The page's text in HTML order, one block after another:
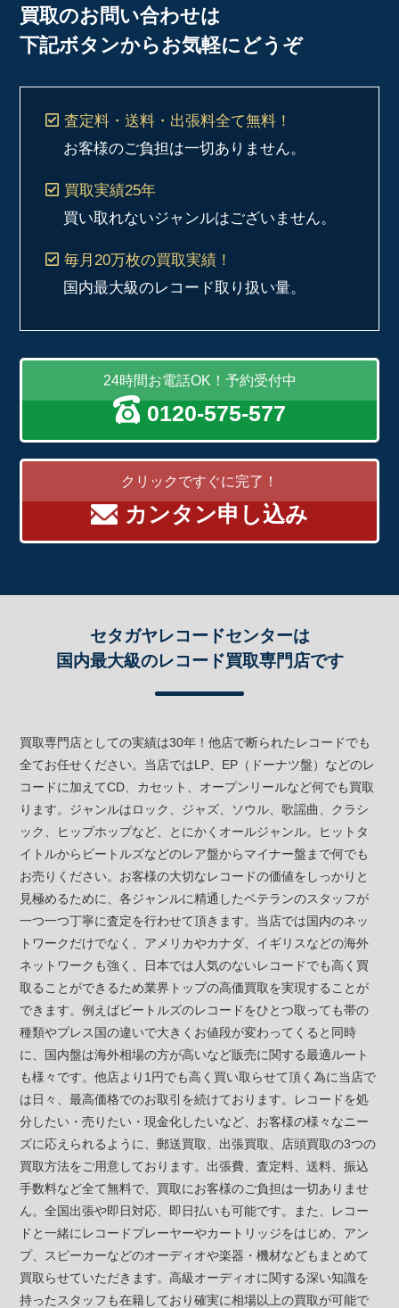
買取のお問い合わせは
下記ボタンからお気軽にどうぞ
査定料・送料・出張料全て無料！
お客様のご負担は一切ありません。
買取実績25年
買い取れないジャンルはございません。
毎月20万枚の買取実績！
国内最大級のレコード取り扱い量。
24時間お電話OK！予約受付中
0120-575-577
クリックですぐに完了！
カンタン申し込み
セタガヤレコードセンターは
国内最大級のレコード買取専門店です
買取専門店としての実績は30年！他店で断られたレコードでも
全てお任せください。当店ではLP、EP（ドーナツ盤）などのレ
コードに加えてCD、カセット、オープンリールなど何でも買取
ります。ジャンルはロック、ジャズ、ソウル、歌謡曲、クラシ
ック、ヒップホップなど、とにかくオールジャンル。ヒットタ
イトルからビートルズなどのレア盤からマイナー盤まで何でも
お売りください。お客様の大切なレコードの価値をしっかりと
見極めるために、各ジャンルに精通したベテランのスタッフが
一つ一つ丁寧に査定を行わせて頂きます。当店では国内のネッ
トワークだけでなく、アメリカやカナダ、イギリスなどの海外
ネットワークも強く、日本では人気のないレコードでも高く買
取ることができるため業界トップの高価買取を実現することが
できます。例えばビートルズのレコードをひとつ取っても帯の
種類やプレス国の違いで大きくお値段が変わってくると同時
に、国内盤は海外相場の方が高いなど販売に関する最適ルート
も様々です。他店より1円でも高く買い取らせて頂く為に当店で
は日々、最高価格でのお取引を続けております。レコードを処
分したい・売りたい・現金化したいなど、お客様の様々なニー
ズに応えられるように、郵送買取、出張買取、店頭買取の3つの
買取方法をご用意しております。出張費、査定料、送料、振込
手数料など全て無料で、買取にお客様のご負担は一切ありませ
ん。全国出張や即日対応、即日払いも可能です。また、レコー
ドと一緒にレコードプレーヤーやカートリッジをはじめ、アン
プ、スピーカーなどのオーディオや楽器・機材などもまとめて
買取らせていただきます。高級オーディオに関する深い知識を
持ったスタッフも在籍しており確実に相場以上の買取が可能で